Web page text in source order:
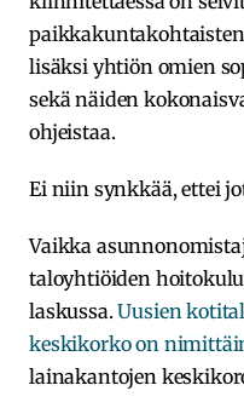
lisäksi yhtiön omien
sekä näiden
ohjeistaa.
Ei niin synkkää, ettei
Vaikka
taloyhtiöiden
laskussa.Uusien
keskikorko on
lainakantojen